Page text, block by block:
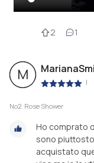
2 1
M |
No2. Rose Shower
Ho comprato
sono
acquistato